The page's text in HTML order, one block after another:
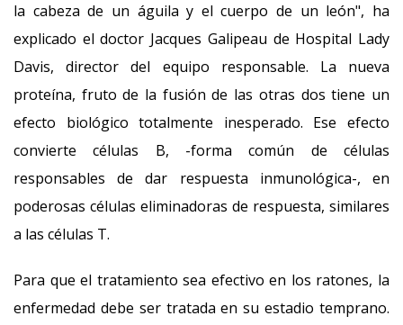
la cabeza de un águila y el cuerpo de un león", ha
explicado el doctor Jacques Galipeau de Hospital Lady
Davis, director del equipo responsable. La nueva
proteína, fruto de la fusión de las otras dos tiene un
efecto biológico totalmente inesperado. Ese efecto
convierte células B, -forma común de células
responsables de dar respuesta inmunológica-, en
poderosas células eliminadoras de respuesta, similares
a las células T.
Para que el tratamiento sea efectivo en los ratones, la
enfermedad debe ser tratada en su estadio temprano.